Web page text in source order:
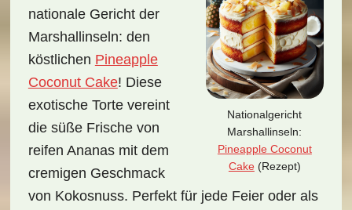
Nationalgericht
Marshallinseln:
Pineapple Coconut
Cake(Rezept)
nationale Gericht der
Marshallinseln: den
köstlichen Pineapple
Coconut Cake! Diese
exotische Torte vereint
die süße Frische von
reifen Ananas mit dem
cremigen Geschmack
von Kokosnuss. Perfekt für jede Feier oder als